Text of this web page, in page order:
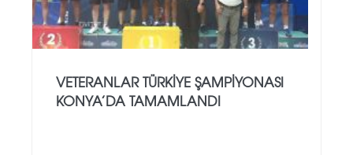
VETERANLAR TÜRKIYE ŞAMPIYONASI
KONYA’DA TAMAMLANDI